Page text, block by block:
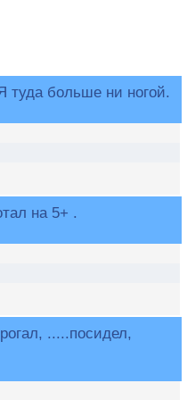
туда больше ни ногой.
на 5+ .
.....посидел,